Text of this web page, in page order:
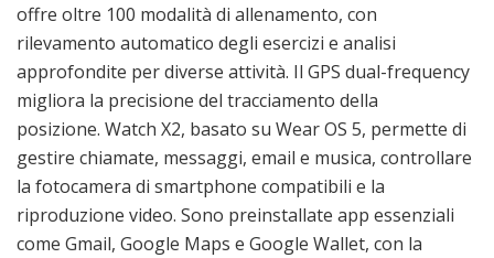
offre oltre 100 modalità di allenamento, con
rilevamento automatico degli esercizi e analisi
approfondite per diverse attività. Il GPS dual-frequency
migliora la precisione del tracciamento della
posizione. Watch X2, basato su Wear OS 5, permette di
gestire chiamate, messaggi, email e musica, controllare
la fotocamera di smartphone compatibili e la
riproduzione video. Sono preinstallate app essenziali
come Gmail, Google Maps e Google Wallet, con la